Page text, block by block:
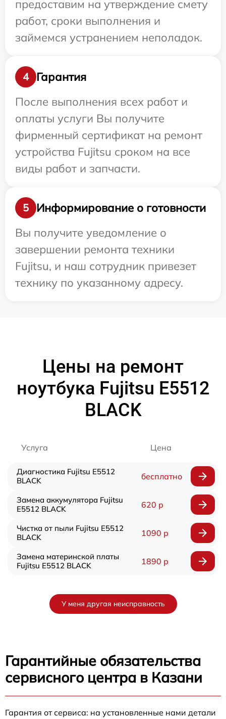
предоставим на утверждение смету
работ, сроки выполнения и
займемся устранением неполадок.
4
Гарантия
После выполнения всех работ и
оплаты услуги Вы получите
фирменный сертификат на ремонт
устройства Fujitsu сроком на все
виды работ и запчасти.
5
Информирование о готовности
Вы получите уведомление о
завершении ремонта техники
Fujitsu, и наш сотрудник привезет
технику по указанному адресу.
Цены на ремонт
ноутбука Fujitsu E5512
BLACK
Услуга Цена
Диагностика Fujitsu E5512
BLACK
бесплатно
Замена аккумулятора Fujitsu
E5512 BLACK
620 р
Чистка от пыли Fujitsu E5512
BLACK
1090 р
Замена материнской платы
Fujitsu E5512 BLACK
1890 р
У меня другая неисправность
Гарантийные обязательства
сервисного центра в Казани
Гарантия от сервиса: на установленные нами детали